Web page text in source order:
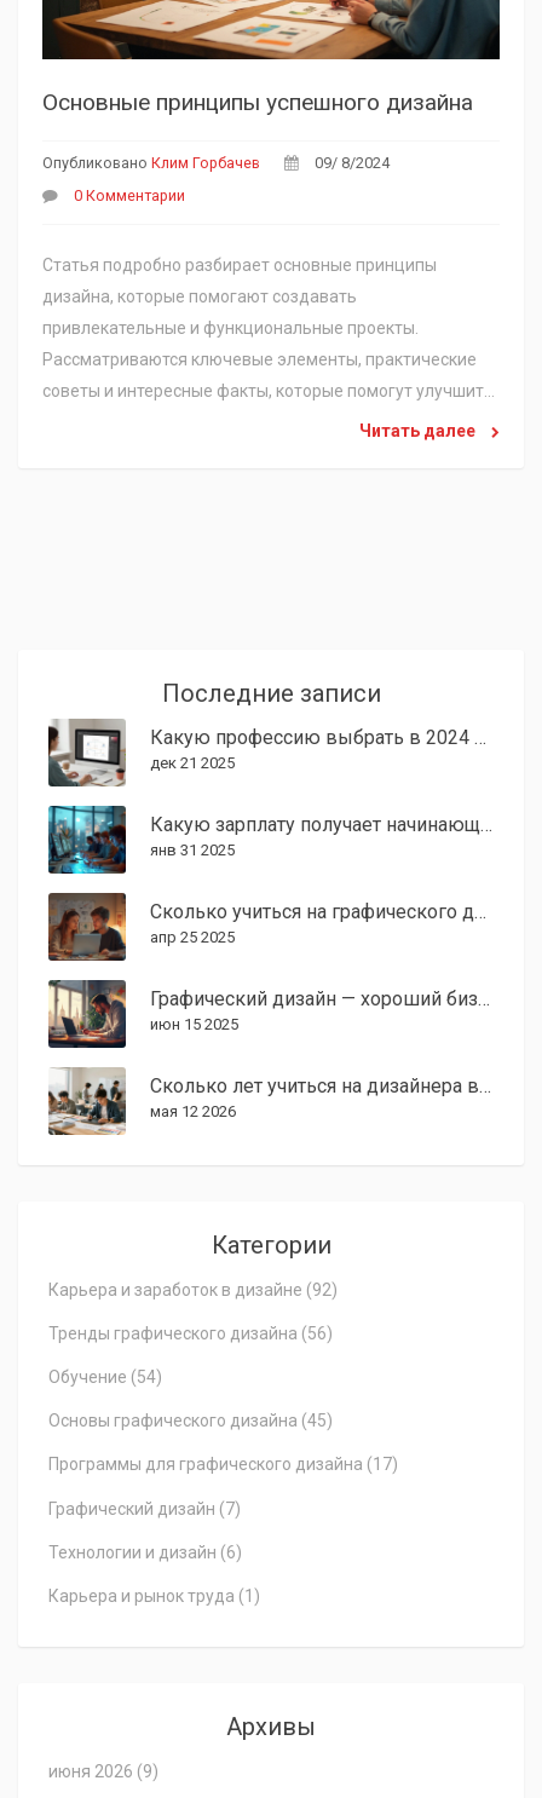
Основные принципы успешного дизайна
Опубликовано Клим Горбачев
09/ 8/2024
0 Комментарии
Статья подробно разбирает основные принципы
дизайна, которые помогают создавать
привлекательные и функциональные проекты.
Рассматриваются ключевые элементы, практические
советы и интересные факты, которые помогут улучшить
понимание дизайна. Эта информация будет полезна как
Читать далее
Последние записи
Какую профессию выбрать в 2024 году: лучшие варианты для графического дизайнера
дек 21 2025
Какую зарплату получает начинающий 3D художник в 2025 году?
янв 31 2025
Сколько учиться на графического дизайнера: сроки и нюансы обучения
апр 25 2025
Графический дизайн — хороший бизнес или нет?
июн 15 2025
Сколько лет учиться на дизайнера в США: сроки обучения, стоимость и путь к карьере
мая 12 2026
Категории
Карьера и заработок в дизайне (92)
Тренды графического дизайна (56)
Обучение (54)
Основы графического дизайна (45)
Программы для графического дизайна (17)
Графический дизайн (7)
Технологии и дизайн (6)
Карьера и рынок труда (1)
Архивы
июня 2026 (9)